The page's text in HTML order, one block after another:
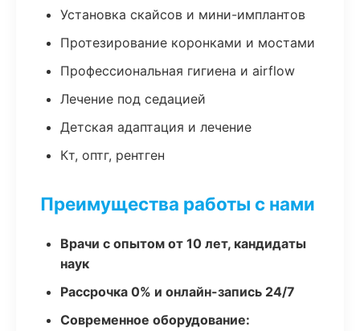
Установка скайсов и мини-имплантов
Протезирование коронками и мостами
Профессиональная гигиена и airflow
Лечение под седацией
Детская адаптация и лечение
Кт, оптг, рентген
Преимущества работы с нами
Врачи с опытом от 10 лет, кандидаты
наук
Рассрочка 0% и онлайн-запись 24/7
Современное оборудование: